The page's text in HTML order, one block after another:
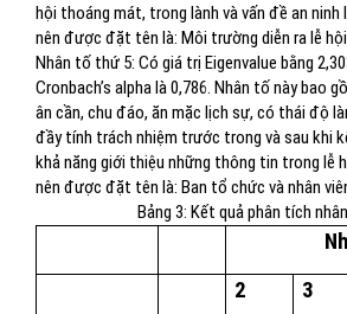
hội thoáng mát, trong lành và vấn đề an
nên được đặt tên là: Môi trường diễn ra lễ
Nhân tố thứ 5: Có giá trị Eigenvalue bằng
Cronbach’s alpha là 0,786. Nhân tố này bao
ân cần, chu đáo, ăn mặc lịch sự, có thái độ
đầy tính trách nhiệm trước trong và sau khi
khả năng giới thiệu những thông tin trong lễ
nên được đặt tên là: Ban tổ chức và nhân
Bảng 3: Kết quả phân tích
2
3